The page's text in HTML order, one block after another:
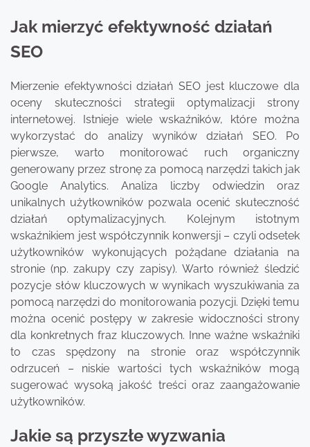
Jak mierzyć efektywność działań
SEO
Mierzenie efektywności działań SEO jest kluczowe dla
oceny skuteczności strategii optymalizacji strony
internetowej. Istnieje wiele wskaźników, które można
wykorzystać do analizy wyników działań SEO. Po
pierwsze, warto monitorować ruch organiczny
generowany przez stronę za pomocą narzędzi takich jak
Google Analytics. Analiza liczby odwiedzin oraz
unikalnych użytkowników pozwala ocenić skuteczność
działań optymalizacyjnych. Kolejnym istotnym
wskaźnikiem jest współczynnik konwersji – czyli odsetek
użytkowników wykonujących pożądane działania na
stronie (np. zakupy czy zapisy). Warto również śledzić
pozycje słów kluczowych w wynikach wyszukiwania za
pomocą narzędzi do monitorowania pozycji. Dzięki temu
można ocenić postępy w zakresie widoczności strony
dla konkretnych fraz kluczowych. Inne ważne wskaźniki
to czas spędzony na stronie oraz współczynnik
odrzuceń – niskie wartości tych wskaźników mogą
sugerować wysoką jakość treści oraz zaangażowanie
użytkowników.
Jakie są przyszłe wyzwania